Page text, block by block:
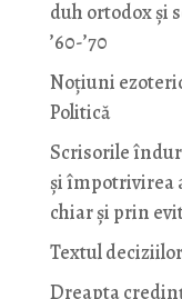
duh ortodox și
’60-’70
Noţiuni
Politică
Scrisorile
și împotrivirea
chiar și prin
Textul
Dreapta